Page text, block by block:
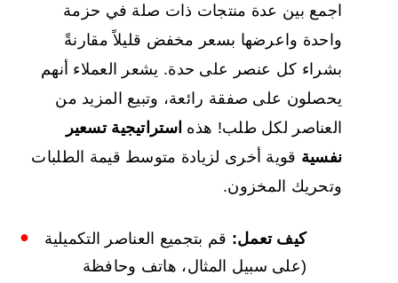
اجمع بين عدة منتجات ذات صلة في حزمة
واحدة واعرضها بسعر مخفض قليلاً مقارنةً
بشراء كل عنصر على حدة. يشعر العملاء أنهم
يحصلون على صفقة رائعة، وتبيع المزيد من
العناصر لكل طلب! هذه استراتيجية تسعير
نفسية قوية أخرى لزيادة متوسط قيمة الطلبات
وتحريك المخزون.
كيف تعمل: قم بتجميع العناصر التكميلية
(على سبيل المثال، هاتف وحافظة